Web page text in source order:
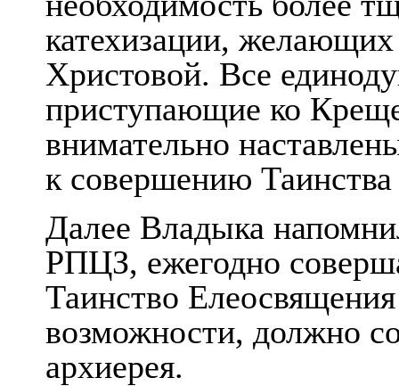
катехизации,
Христовой. Все
приступающие ко
внимательно
к совершению Таинства
Далее Владыка
РПЦЗ, ежегодно
Таинство
возможности, должно
архиерея.